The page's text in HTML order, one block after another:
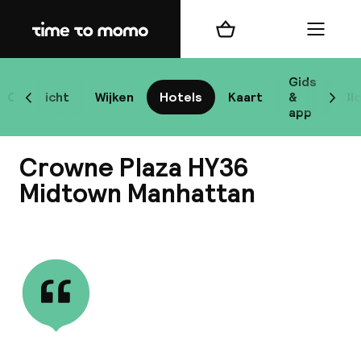
Home
Overzicht Wijken Hotels Kaart
Gids
&
app
Scroll naar links
Winkelmand Menu
Crowne Plaza HY36
Midtown Manhattan